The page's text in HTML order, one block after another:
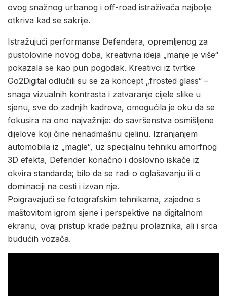
ovog snažnog urbanog i off-road istraživača najbolje
otkriva kad se sakrije.
Istražujući performanse Defendera, opremljenog za
pustolovine novog doba, kreativna ideja „manje je više“
pokazala se kao pun pogodak. Kreativci iz tvrtke
Go2Digital odlučili su se za koncept „frosted glass“ –
snaga vizualnih kontrasta i zatvaranje cijele slike u
sjenu, sve do zadnjih kadrova, omogućila je oku da se
fokusira na ono najvažnije: do savršenstva osmišljene
dijelove koji čine nenadmašnu cjelinu. Izranjanjem
automobila iz „magle“, uz specijalnu tehniku amorfnog
3D efekta, Defender konačno i doslovno iskače iz
okvira standarda; bilo da se radi o oglašavanju ili o
dominaciji na cesti i izvan nje.
Poigravajući se fotografskim tehnikama, zajedno s
maštovitom igrom sjene i perspektive na digitalnom
ekranu, ovaj pristup krade pažnju prolaznika, ali i srca
budućih vozača.